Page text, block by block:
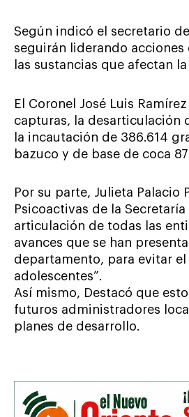
Según indicó el secretario
seguirán liderando
las sustancias que afectan
El Coronel José Luis
capturas, la desarticulación
la incautación de 386.614
bazuco y de base de coca
Por su parte, Julieta
Psicoactivas de la
articulación de todas las
avances que se han
departamento, para evitar
adolescentes”.
Así mismo, Destacó que
futuros administradores
planes de desarrollo.